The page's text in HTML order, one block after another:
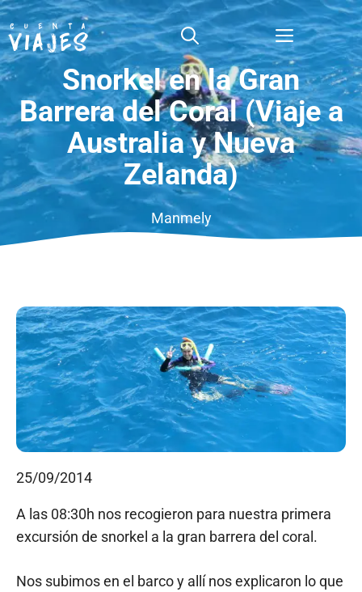
Saltar
al
contenido
Menú
Snorkel en la Gran
Barrera del Coral (Viaje a
Australia y Nueva
Zelanda)
Manmely
25/09/2014
A las 08:30h nos recogieron para nuestra primera
excursión de snorkel a la gran barrera del coral.
Nos subimos en el barco y allí nos explicaron lo que